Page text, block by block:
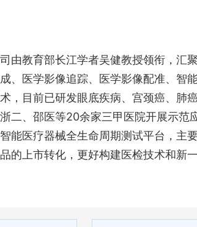
由教育部长江学者吴健教授领衔，汇
、医学影像追踪、医学影像配准、智
，目前已研发眼底疾病、宫颈癌、肺
二、邵医等20余家三甲医院开展示
能医疗器械全生命周期测试平台，主
的上市转化，更好构建医检技术和新